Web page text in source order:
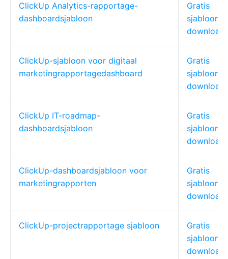
ClickUp Analytics-rapportage-
dashboardsjabloon
Gratis
sjabloon
ClickUp-sjabloon voor digitaal
marketingrapportagedashboard
Gratis
sjabloon
ClickUp IT-roadmap-
dashboardsjabloon
Gratis
sjabloon
ClickUp-dashboardsjabloon voor
marketingrapporten
Gratis
sjabloon
ClickUp-projectrapportage sjabloon
Gratis
sjabloon